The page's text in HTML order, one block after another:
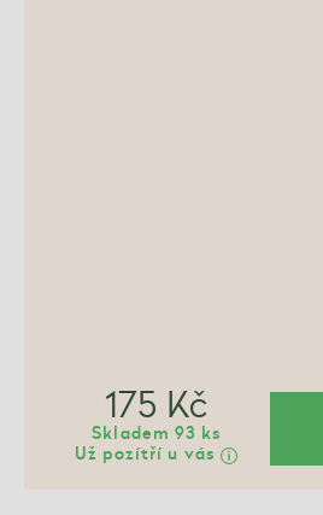
175 Kč
Skladem 93 ks
Už pozítří u vás